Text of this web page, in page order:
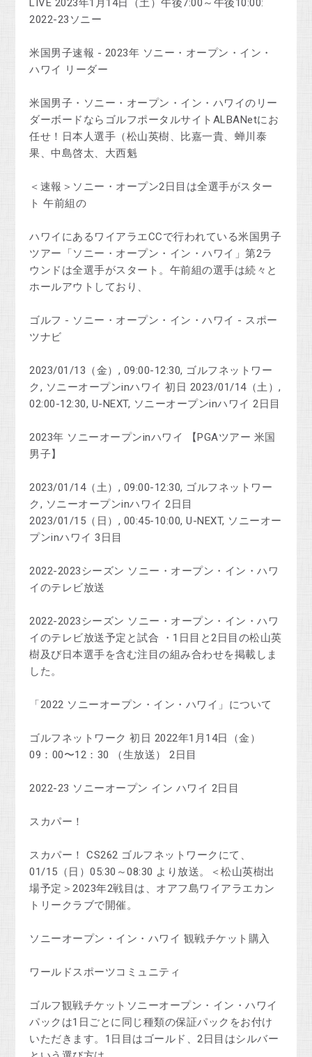
LIVE 2023年1月14日（土）午後7:00～午後10:00:
2022-23ソニー
米国男子速報 - 2023年 ソニー・オープン・イン・
ハワイ リーダー
米国男子・ソニー・オープン・イン・ハワイのリー
ダーボードならゴルフポータルサイトALBANetにお
任せ！日本人選手（松山英樹、比嘉一貴、蝉川泰
果、中島啓太、大西魁
＜速報＞ソニー・オープン2日目は全選手がスター
ト 午前組の
ハワイにあるワイアラエCCで行われている米国男子
ツアー「ソニー・オープン・イン・ハワイ」第2ラ
ウンドは全選手がスタート。午前組の選手は続々と
ホールアウトしており、
ゴルフ - ソニー・オープン・イン・ハワイ - スポー
ツナビ
2023/01/13（金）, 09:00-12:30, ゴルフネットワー
ク, ソニーオープンinハワイ 初日 2023/01/14（土）,
02:00-12:30, U-NEXT, ソニーオープンinハワイ 2日目
2023年 ソニーオープンinハワイ 【PGAツアー 米国
男子】
2023/01/14（土）, 09:00-12:30, ゴルフネットワー
ク, ソニーオープンinハワイ 2日目
2023/01/15（日）, 00:45-10:00, U-NEXT, ソニーオー
プンinハワイ 3日目
2022-2023シーズン ソニー・オープン・イン・ハワ
イのテレビ放送
2022-2023シーズン ソニー・オープン・イン・ハワ
イのテレビ放送予定と試合 ・1日目と2日目の松山英
樹及び日本選手を含む注目の組み合わせを掲載しま
した。
「2022 ソニーオープン・イン・ハワイ」について
ゴルフネットワーク 初日 2022年1月14日（金）
09：00〜12：30 （生放送） 2日目
2022-23 ソニーオープン イン ハワイ 2日目
スカパー！
スカパー！ CS262 ゴルフネットワークにて、
01/15（日）05:30～08:30 より放送。＜松山英樹出
場予定＞2023年2戦目は、オアフ島ワイアラエカン
トリークラブで開催。
ソニーオープン・イン・ハワイ 観戦チケット購入
ワールドスポーツコミュニティ
ゴルフ観戦チケットソニーオープン・イン・ハワイ
パックは1日ごとに同じ種類の保証パックをお付け
いただきます。1日目はゴールド、2日目はシルバー